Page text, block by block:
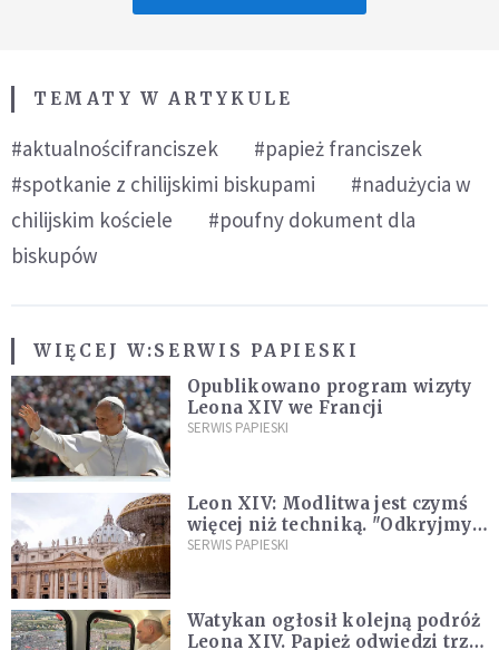
TEMATY W ARTYKULE
#aktualnościfranciszek
#papież franciszek
#spotkanie z chilijskimi biskupami
#nadużycia w
chilijskim kościele
#poufny dokument dla
biskupów
WIĘCEJ W:SERWIS PAPIESKI
Opublikowano program wizyty
Leona XIV we Francji
SERWIS PAPIESKI
Leon XIV: Modlitwa jest czymś
więcej niż techniką. "Odkryjmy
ją na nowo"
SERWIS PAPIESKI
Watykan ogłosił kolejną podróż
Leona XIV. Papież odwiedzi trzy